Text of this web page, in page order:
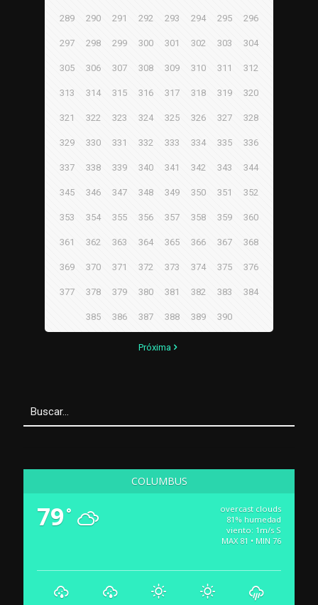
289 290 291 292 293 294 295 296
297 298 299 300 301 302 303 304
305 306 307 308 309 310 311 312
313 314 315 316 317 318 319 320
321 322 323 324 325 326 327 328
329 330 331 332 333 334 335 336
337 338 339 340 341 342 343 344
345 346 347 348 349 350 351 352
353 354 355 356 357 358 359 360
361 362 363 364 365 366 367 368
369 370 371 372 373 374 375 376
377 378 379 380 381 382 383 384
385 386 387 388 389 390
Próxima
COLUMBUS
79°
overcast clouds
81% humedad
viento: 1m/s S
MAX 81 • MIN 76